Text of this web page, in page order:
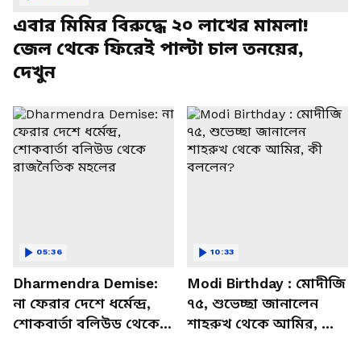
এবার মিমির বিরুদ্ধে ২০ লাখের মামলা!
জেল থেকে ফিরেই পাল্টা চাল তনয়ের,
দেখুন
Dharmendra Demise:
না ফেরার দেশে ধর্মেন্দ্র,
শোকবার্তা বলিউড থেকে
05:36
Modi Birthday : মোদীজি
৭৫, শুভেচ্ছা জানালেন
শাহরুখ থেকে আমির, কী
10:33